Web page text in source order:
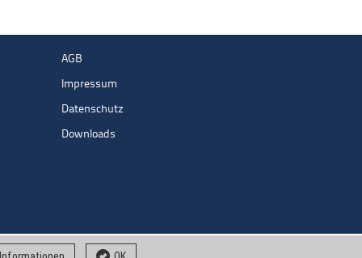
AGB
Impressum
Datenschutz
Downloads